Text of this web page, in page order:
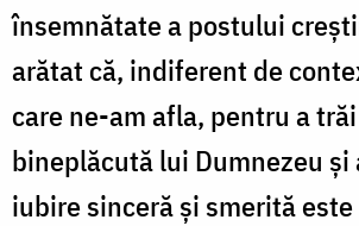
însemnătate a postului
arătat că, indiferent de
care ne-am afla, pentru a
bineplăcută lui Dumnezeu şi
iubire sinceră şi smerită